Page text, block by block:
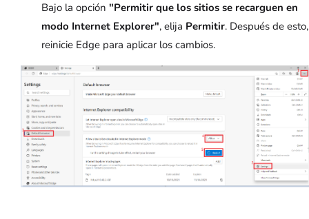
Bajo la opción "Permitir que los sitios se recarguen en
modo Internet Explorer", elija Permitir. Después de esto,
reinicie Edge para aplicar los cambios.